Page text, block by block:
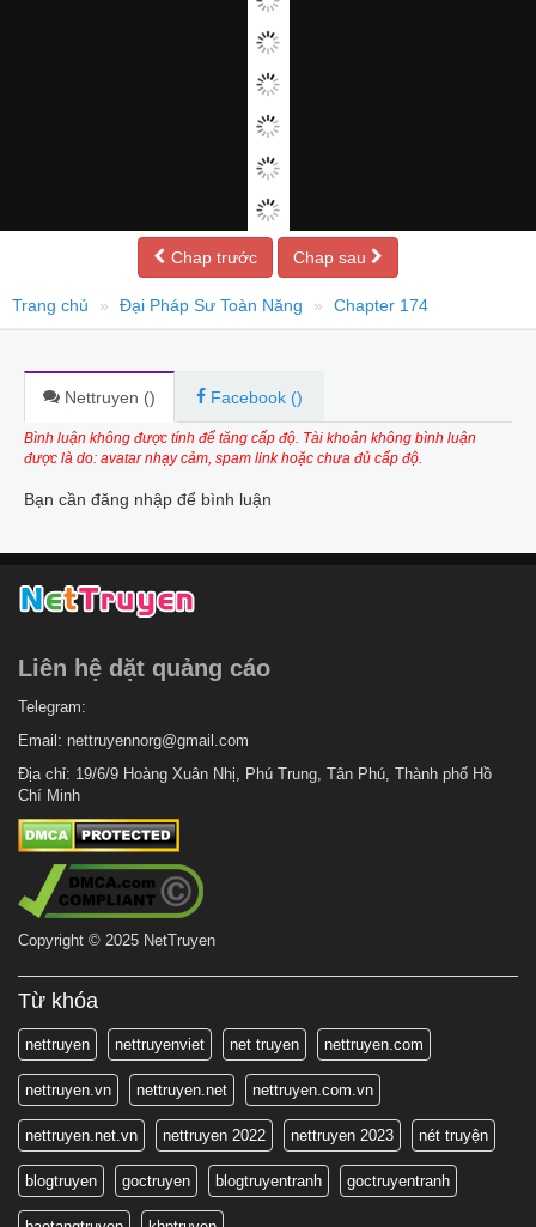
Chap trước Chap sau
Trang chủ Đại Pháp Sư Toàn Năng Chapter 174
Nettruyen () Facebook ()
Bình luận không được tính để tăng cấp độ. Tài khoản không bình luận
được là do: avatar nhạy cảm, spam link hoặc chưa đủ cấp độ.
Bạn cần đăng nhập để bình luận
Liên hệ dặt quảng cáo
Telegram:
Email: nettruyennorg@gmail.com
Địa chỉ: 19/6/9 Hoàng Xuân Nhị, Phú Trung, Tân Phú, Thành phố Hồ
Chí Minh
Copyright © 2025 NetTruyen
Từ khóa
nettruyen nettruyenviet net truyen nettruyen.com
nettruyen.vn nettruyen.net nettruyen.com.vn
nettruyen.net.vn nettruyen 2022 nettruyen 2023 nét truyện
blogtruyen goctruyen blogtruyentranh goctruyentranh